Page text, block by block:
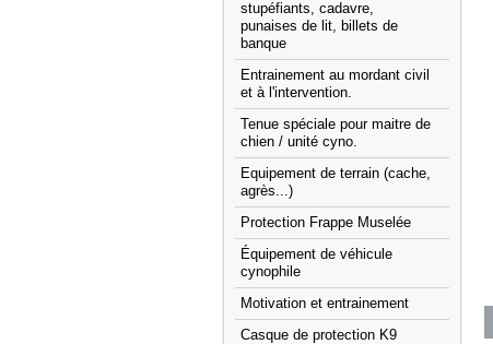
stupéfiants, cadavre,
punaises de lit, billets de
banque
Entrainement au mordant civil
et à l'intervention.
Tenue spéciale pour maitre de
chien / unité cyno.
Equipement de terrain (cache,
agrès...)
Protection Frappe Muselée
Équipement de véhicule
cynophile
Motivation et entrainement
Casque de protection K9